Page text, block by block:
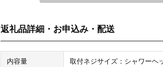
返礼品詳細・お申込み・配送
内容量
取付ネジサイズ：シャワー